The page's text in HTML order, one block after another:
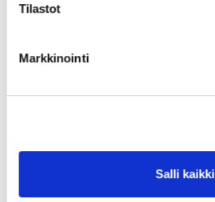
Tilastot
Markkinointi
Salli kaikki